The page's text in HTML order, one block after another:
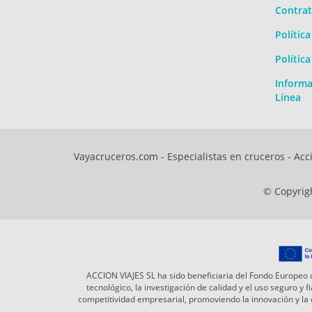
Línea
Vayacruceros.com - Especialistas en cruceros -
©
ACCION VIAJES SL ha sido beneficiaria del Fondo
tecnológico, la investigación de calidad y el uso seguro y
competitividad empresarial, promoviendo la innovación y